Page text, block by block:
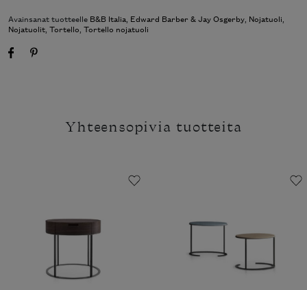
Avainsanat tuotteelle B&B Italia, Edward Barber & Jay Osgerby, Nojatuoli,
Nojatuolit, Tortello, Tortello nojatuoli
Yhteensopivia tuotteita